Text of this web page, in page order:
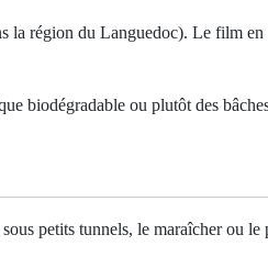
région du Languedoc). Le film
biodégradable ou plutôt des
petits tunnels, le maraîcher ou